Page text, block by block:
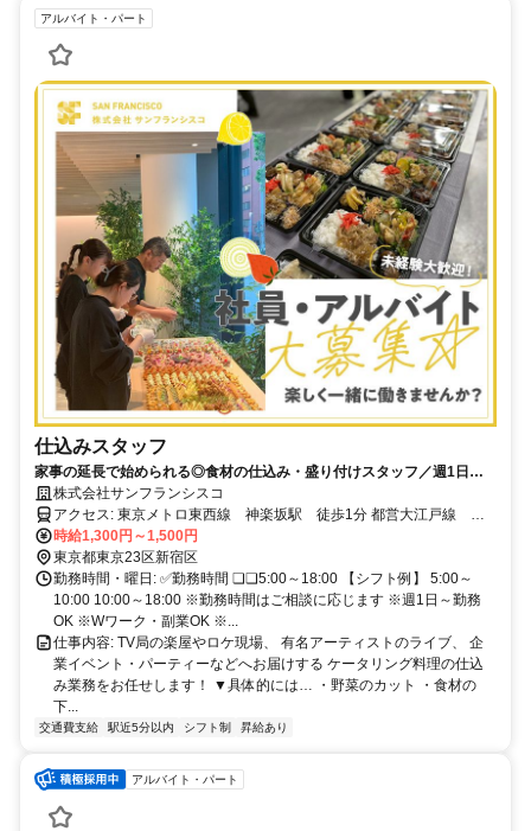
アルバイト・パート
仕込みスタッフ
家事の延長で始められる◎食材の仕込み・盛り付けスタッフ／週1日～
／特別時給1500円〜
株式会社サンフランシスコ
アクセス: 東京メトロ東西線 神楽坂駅 徒歩1分 都営大江戸線 牛
込神楽坂駅 徒歩5分 中央・総武各駅停車 飯田橋駅 徒歩10分
時給1,300円～1,500円
東京都東京23区新宿区
勤務時間・曜日: ✅勤務時間 ❏❏5:00～18:00 【シフト例】 5:00～
10:00 10:00～18:00 ※勤務時間はご相談に応じます ※週1日～勤務
OK ※Wワーク・副業OK ※...
仕事内容: TV局の楽屋やロケ現場、 有名アーティストのライブ、 企
業イベント・パーティーなどへお届けする ケータリング料理の仕込
み業務をお任せします！ ▼具体的には… ・野菜のカット ・食材の
下...
交通費支給 駅近5分以内 シフト制 昇給あり
アルバイト・パート